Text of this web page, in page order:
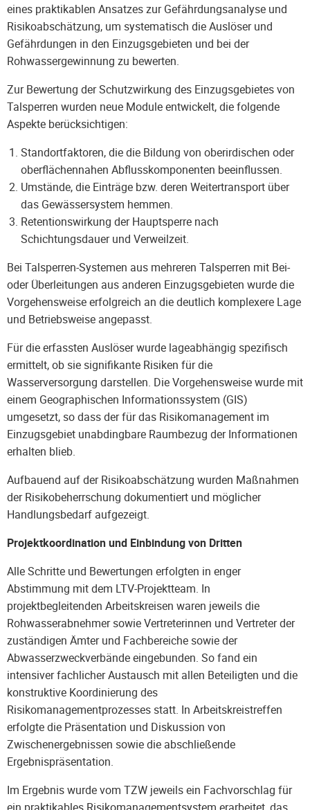
eines praktikablen Ansatzes zur Gefährdungsanalyse und
Risikoabschätzung, um systematisch die Auslöser und
Gefährdungen in den Einzugsgebieten und bei der
Rohwassergewinnung zu bewerten.
Zur Bewertung der Schutzwirkung des Einzugsgebietes von
Talsperren wurden neue Module entwickelt, die folgende
Aspekte berücksichtigen:
Standortfaktoren, die die Bildung von oberirdischen oder
oberflächennahen Abflusskomponenten beeinflussen.
Umstände, die Einträge bzw. deren Weitertransport über
das Gewässersystem hemmen.
Retentionswirkung der Hauptsperre nach
Schichtungsdauer und Verweilzeit.
Bei Talsperren-Systemen aus mehreren Talsperren mit Bei-
oder Überleitungen aus anderen Einzugsgebieten wurde die
Vorgehensweise erfolgreich an die deutlich komplexere Lage
und Betriebsweise angepasst.
Für die erfassten Auslöser wurde lageabhängig spezifisch
ermittelt, ob sie signifikante Risiken für die
Wasserversorgung darstellen. Die Vorgehensweise wurde mit
einem Geographischen Informationssystem (GIS)
umgesetzt, so dass der für das Risikomanagement im
Einzugsgebiet unabdingbare Raumbezug der Informationen
erhalten blieb.
Aufbauend auf der Risikoabschätzung wurden Maßnahmen
der Risikobeherrschung dokumentiert und möglicher
Handlungsbedarf aufgezeigt.
Projektkoordination und Einbindung von Dritten
Alle Schritte und Bewertungen erfolgten in enger
Abstimmung mit dem LTV-Projektteam. In
projektbegleitenden Arbeitskreisen waren jeweils die
Rohwasserabnehmer sowie Vertreterinnen und Vertreter der
zuständigen Ämter und Fachbereiche sowie der
Abwasserzweckverbände eingebunden. So fand ein
intensiver fachlicher Austausch mit allen Beteiligten und die
konstruktive Koordinierung des
Risikomanagementprozesses statt. In Arbeitskreistreffen
erfolgte die Präsentation und Diskussion von
Zwischenergebnissen sowie die abschließende
Ergebnispräsentation.
Im Ergebnis wurde vom TZW jeweils ein Fachvorschlag für
ein praktikables Risikomanagementsystem erarbeitet, das